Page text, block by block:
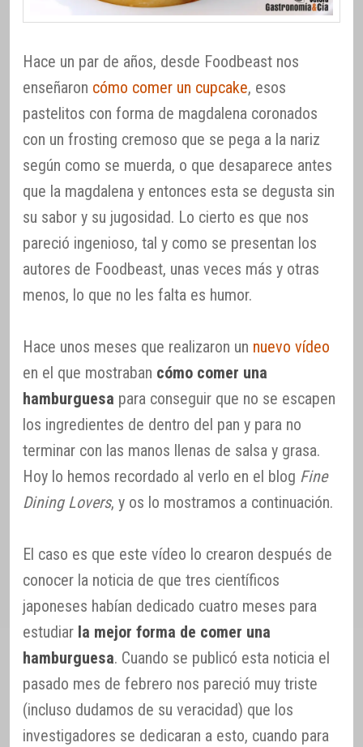
Hace un par de años, desde Foodbeast nos
enseñaron cómo comer un cupcake, esos
pastelitos con forma de magdalena coronados
con un frosting cremoso que se pega a la nariz
según como se muerda, o que desaparece antes
que la magdalena y entonces esta se degusta sin
su sabor y su jugosidad. Lo cierto es que nos
pareció ingenioso, tal y como se presentan los
autores de Foodbeast, unas veces más y otras
menos, lo que no les falta es humor.
Hace unos meses que realizaron un nuevo vídeo
en el que mostraban cómo comer una
hamburguesa para conseguir que no se escapen
los ingredientes de dentro del pan y para no
terminar con las manos llenas de salsa y grasa.
Hoy lo hemos recordado al verlo en el blog Fine
Dining Lovers, y os lo mostramos a continuación.
El caso es que este vídeo lo crearon después de
conocer la noticia de que tres científicos
japoneses habían dedicado cuatro meses para
estudiar la mejor forma de comer una
hamburguesa. Cuando se publicó esta noticia el
pasado mes de febrero nos pareció muy triste
(incluso dudamos de su veracidad) que los
investigadores se dedicaran a esto, cuando para